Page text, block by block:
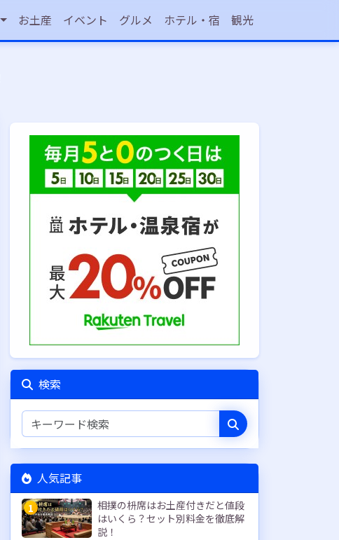
お土産 イベント グルメ ホテル・宿 観光
検索
人気記事
1
相撲の枡席はお土産付きだと値段
はいくら？セット別料金を徹底解
説！